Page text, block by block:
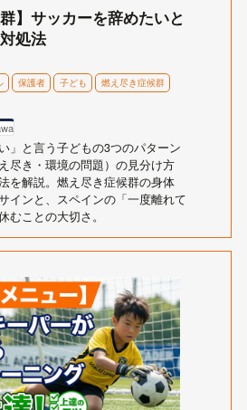
】サッカーを辞めたいと
処法
保護者 子ども
燃え尽き症候群
」と言う子どもの3つのパターン
尽き・環境の問題）の見分け方
を解説。燃え尽き症候群の身体
インと、スペインの「一度離れて
むことの大切さ。